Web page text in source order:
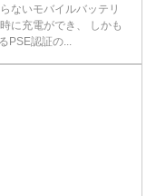
ないモバイルバッテリ
に充電ができ、 しかも
PSE認証の...